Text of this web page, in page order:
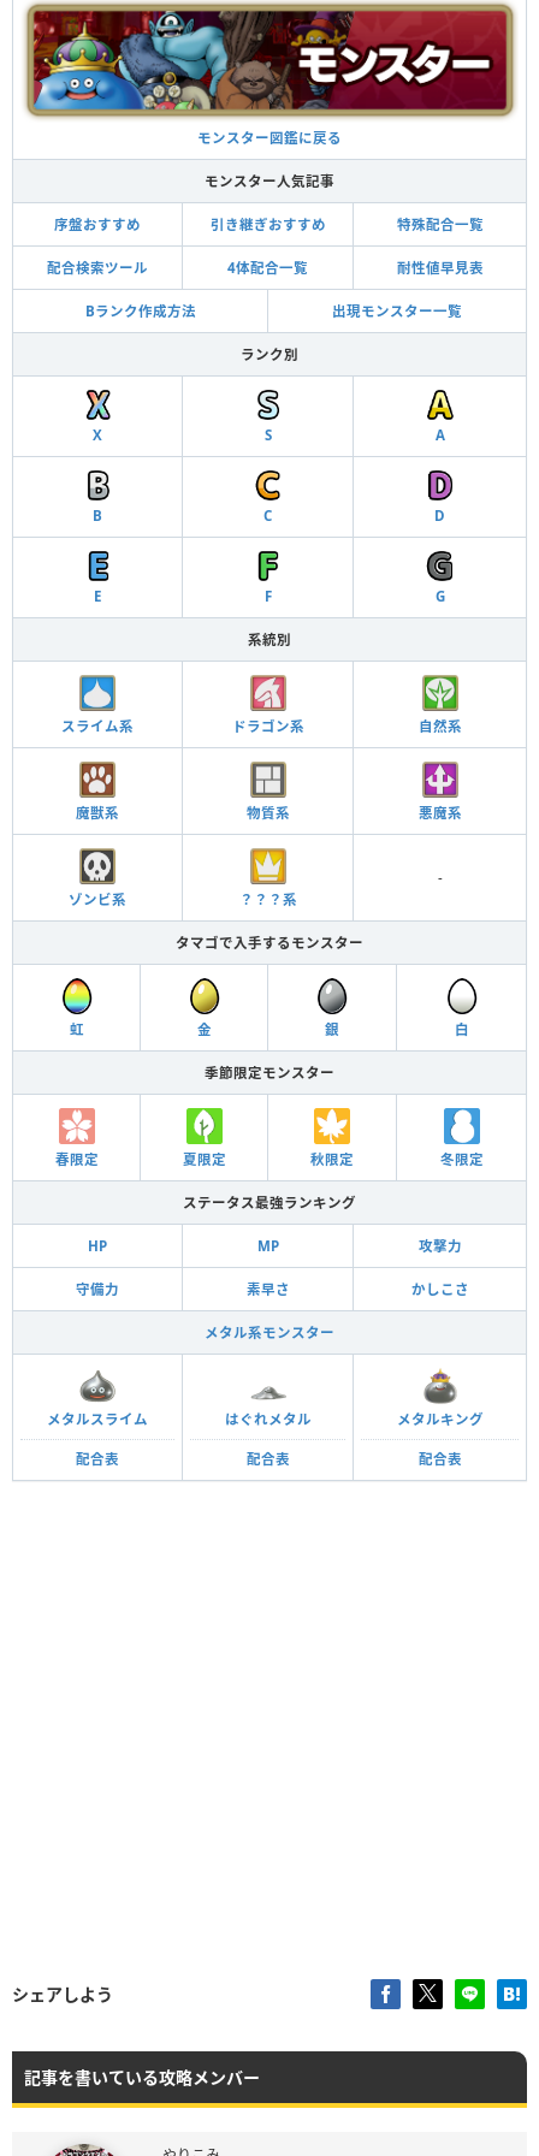
モンスター図鑑に戻る
モンスター人気記事
序盤おすすめ 引き継ぎおすすめ 特殊配合一覧
配合検索ツール 4体配合一覧 耐性値早見表
Bランク作成方法 出現モンスター一覧
ランク別
X S A
B C D
E F G
系統別
スライム系 ドラゴン系 自然系
魔獣系 物質系 悪魔系
ゾンビ系 ？？？系
-
タマゴで入手するモンスター
虹 金 銀 白
季節限定モンスター
春限定 夏限定 秋限定 冬限定
ステータス最強ランキング
HP MP 攻撃力
守備力 素早さ かしこさ
メタル系モンスター
メタルスライム
配合表
はぐれメタル
配合表
メタルキング
配合表
シェアしよう
記事を書いている攻略メンバー